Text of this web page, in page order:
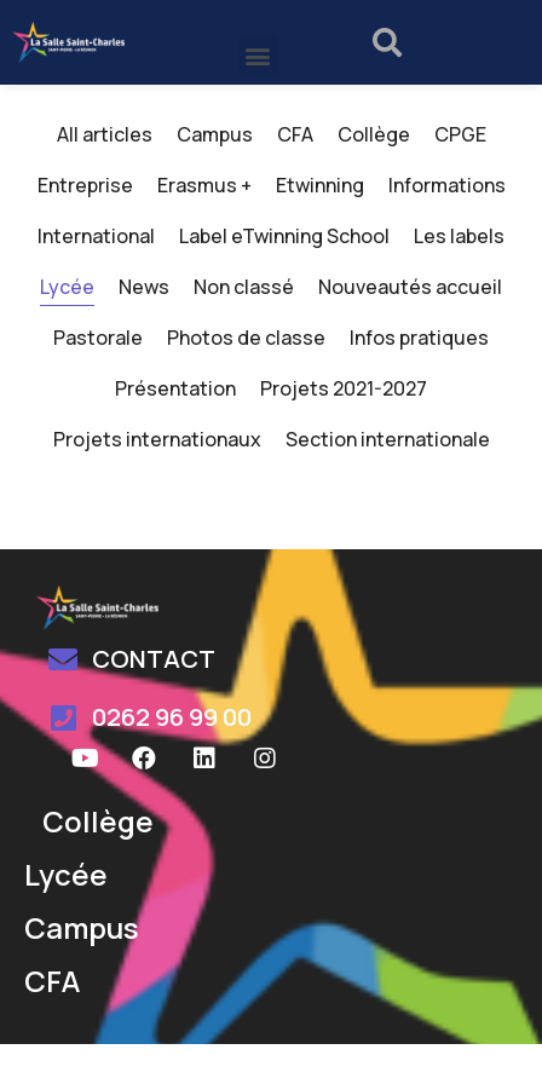
All articles Campus CFA Collège
CPGE
Entreprise
Erasmus + Etwinning
Informations
International
Label eTwinning School
Les labels
Lycée
News Non classé
Nouveautés accueil
Pastorale
Photos de classe
Infos pratiques
Présentation
Projets 2021-2027
Projets internationaux
Section internationale
CONTACT
0262 96 99 00
Collège
Lycée
Campus
CFA